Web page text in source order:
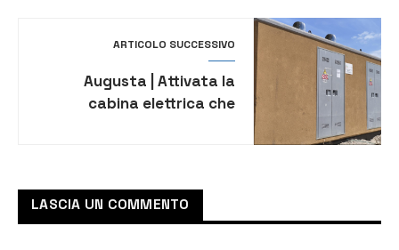
inchiesta di Report
ARTICOLO SUCCESSIVO
Augusta | Attivata la
cabina elettrica che
LASCIA UN COMMENTO